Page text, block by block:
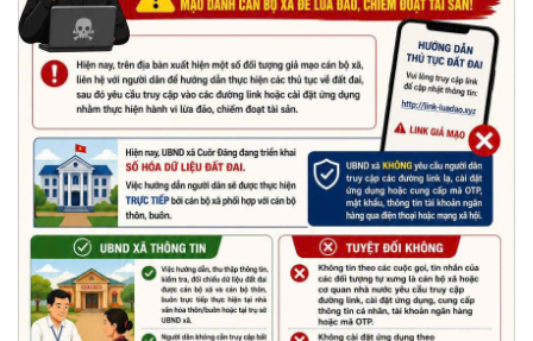
PHÁT ĐỘNG THAM GIA CUỘC THI “ỨNG DỤNG TRÍ TUỆ NHÂN
TẠO VÀO CUỘC SỐNG – AI FOR LIFE 2026” TRÊN ĐỊA BÀN
TỈNH ĐẮK LẮK
(29/05/2026)
Nhiệt liệt chào mừng Ngày Khoa học, Công nghệ và Đổi mới
sáng tạo Việt Nam 18/5"
(15/05/2026)
Chương trình đối thoại giữa lãnh đạo UBND xã với thanh niên,
thiếu nhi trên địa bàn xã năm 2026
(14/05/2026)